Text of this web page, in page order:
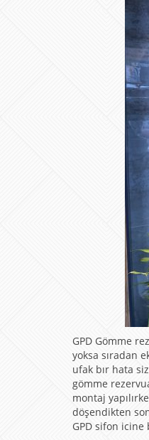
GPD Gömme
yoksa sıradan
ufak bır hata
gömme
montaj
döşendikten
GPD sifon